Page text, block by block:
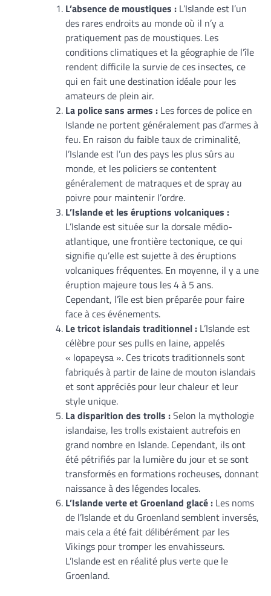
L’absence de moustiques : L’Islande est l’un
des rares endroits au monde où il n’y a
pratiquement pas de moustiques. Les
conditions climatiques et la géographie de l’île
rendent difficile la survie de ces insectes, ce
qui en fait une destination idéale pour les
amateurs de plein air.
La police sans armes : Les forces de police en
Islande ne portent généralement pas d’armes à
feu. En raison du faible taux de criminalité,
l’Islande est l’un des pays les plus sûrs au
monde, et les policiers se contentent
généralement de matraques et de spray au
poivre pour maintenir l’ordre.
L’Islande et les éruptions volcaniques :
L’Islande est située sur la dorsale médio-
atlantique, une frontière tectonique, ce qui
signifie qu’elle est sujette à des éruptions
volcaniques fréquentes. En moyenne, il y a une
éruption majeure tous les 4 à 5 ans.
Cependant, l’île est bien préparée pour faire
face à ces événements.
Le tricot islandais traditionnel : L’Islande est
célèbre pour ses pulls en laine, appelés
« lopapeysa ». Ces tricots traditionnels sont
fabriqués à partir de laine de mouton islandais
et sont appréciés pour leur chaleur et leur
style unique.
La disparition des trolls :Selon la mythologie
islandaise, les trolls existaient autrefois en
grand nombre en Islande. Cependant, ils ont
été pétrifiés par la lumière du jour et se sont
transformés en formations rocheuses, donnant
naissance à des légendes locales.
L’Islande verte et Groenland glacé : Les noms
de l’Islande et du Groenland semblent inversés,
mais cela a été fait délibérément par les
Vikings pour tromper les envahisseurs.
L’Islande est en réalité plus verte que le
Groenland.